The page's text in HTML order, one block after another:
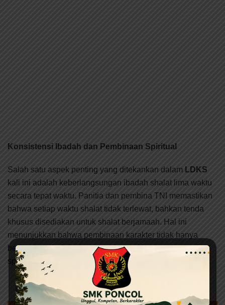
Konsistensi Ibadah dan Pembinaan Spiritual
Salah satu aspek penting yang ditekankan dalam LDKS
kali ini adalah keberlangsungan ibadah shalat lima waktu
secara tepat waktu. Panitia dan pembina TNI memastikan
bahwa setiap waktu shalat tidak terlewat, bahkan tenda
khusus disediakan untuk shalat berjamaah. Hal ini
menunjukkan bahwa pembinaan karakter tidak hanya
berfokus pada fisik dan mental, tetapi juga pada aspek
spiritual.